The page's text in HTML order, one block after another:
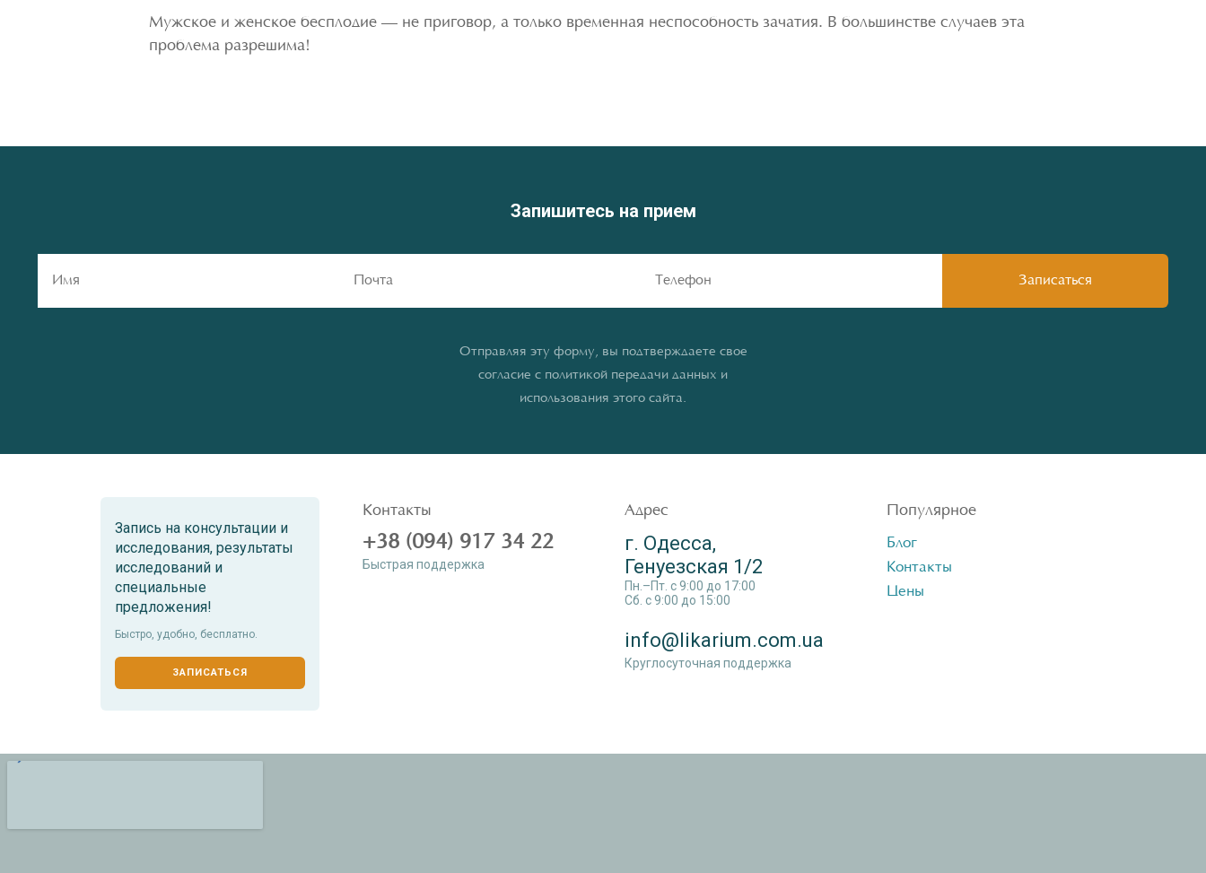
Мужское и женское бесплодие — не приговор, а только временная неспособность зачатия. В большинстве случаев эта
проблема разрешима!
Запишитесь на прием
Отправляя эту форму, вы подтверждаете свое
согласие с политикой передачи данных и
использования этого сайта.
Запись на консультации и
исследования, результаты
исследований и
специальные
предложения!
Быстро, удобно, бесплатно.
ЗАПИСАТЬСЯ
Контакты
+38 (094) 917 34 22
Быстрая поддержка
Адрес
г. Одесса,
Генуезская 1/2
Пн.–Пт. c 9:00 до 17:00
Сб. c 9:00 до 15:00
info@likarium.com.ua
Круглосуточная поддержка
Популярное
Блог
Контакты
Цены